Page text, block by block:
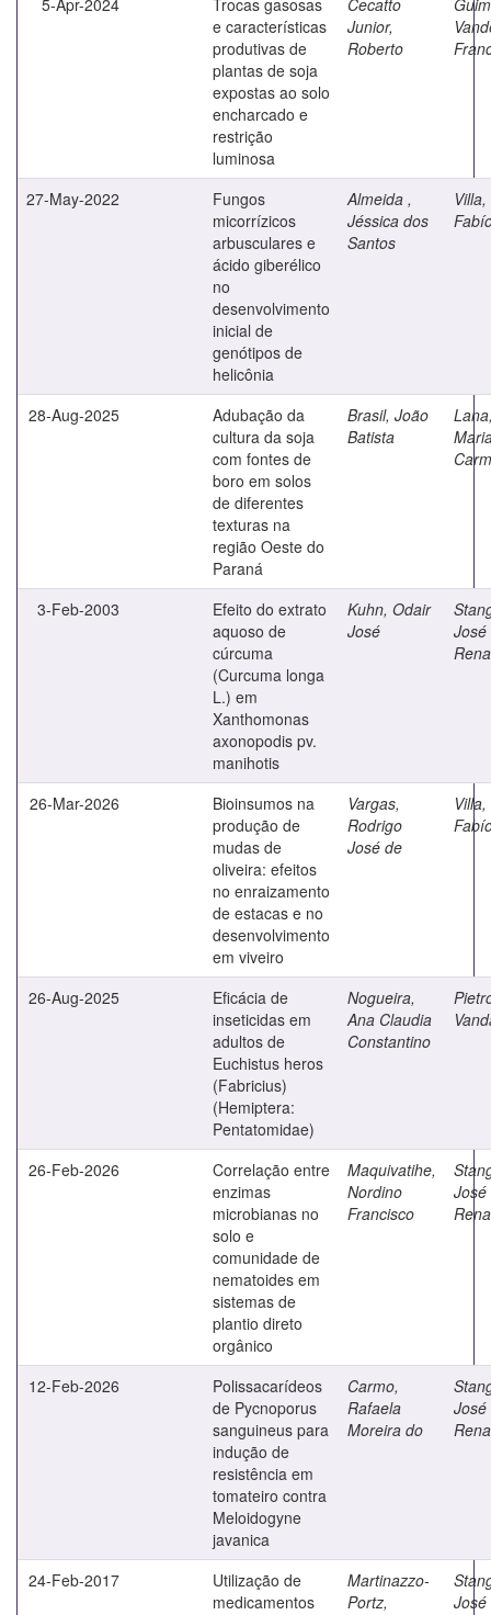
e características
produtivas de
plantas de soja
expostas ao solo
encharcado e
restrição
luminosa
Junior,
Roberto
27-May-2022
Fungos
micorrízicos
arbusculares e
ácido giberélico
no
desenvolvimento
inicial de
genótipos de
helicônia
Almeida ,
Jéssica dos
Santos
Villa,
28-Aug-2025
Adubação da
cultura da soja
com fontes de
boro em solos
de diferentes
texturas na
região Oeste do
Paraná
Brasil, João
Batista
3-Feb-2003
Efeito do extrato
aquoso de
cúrcuma
(Curcuma longa
L.) em
Xanthomonas
axonopodis pv.
manihotis
Kuhn, Odair
José
José
26-Mar-2026
Bioinsumos na
produção de
mudas de
oliveira: efeitos
no enraizamento
de estacas e no
desenvolvimento
em viveiro
Vargas,
Rodrigo
José de
Villa,
26-Aug-2025
Eficácia de
inseticidas em
adultos de
Euchistus heros
(Fabricius)
(Hemiptera:
Pentatomidae)
Nogueira,
Ana Claudia
Constantino
26-Feb-2026
Correlação entre
enzimas
microbianas no
solo e
comunidade de
nematoides em
sistemas de
plantio direto
orgânico
Maquivatihe,
Nordino
Francisco
José
12-Feb-2026
Polissacarídeos
de Pycnoporus
sanguineus para
indução de
resistência em
tomateiro contra
Meloidogyne
javanica
Carmo,
Rafaela
Moreira do
José
24-Feb-2017
Utilização de
medicamentos
Martinazzo-
Portz,
José